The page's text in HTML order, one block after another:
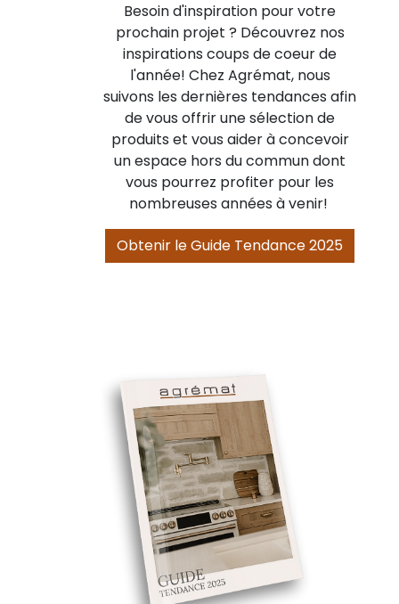
Besoin d'inspiration pour votre
prochain projet ? Découvrez nos
inspirations coups de coeur de
l'année! Chez Agrémat, nous
suivons les dernières tendances afin
de vous offrir une sélection de
produits et vous aider à concevoir
un espace hors du commun dont
vous pourrez profiter pour les
nombreuses années à venir!
Obtenir le Guide Tendance 2025